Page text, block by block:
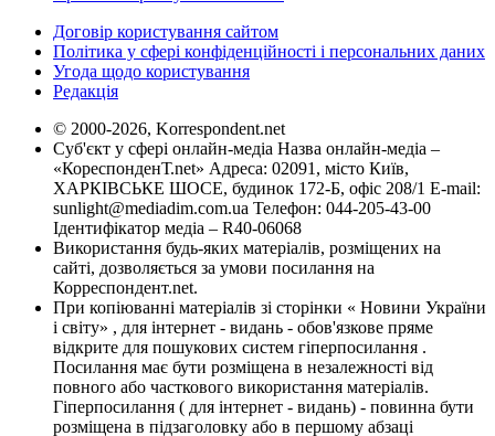
Договір користування сайтом
Політика у сфері конфіденційності і персональних даних
Угода щодо користування
Редакція
© 2000-2026, Korrespondent.net
Суб'єкт у сфері онлайн-медіа Назва онлайн-медіа –
«КореспонденТ.net» Адреса: 02091, місто Київ,
ХАРКІВСЬКЕ ШОСЕ, будинок 172-Б, офіс 208/1 E-mail:
sunlight@mediadim.com.ua Телефон: 044-205-43-00
Ідентифікатор медіа – R40-06068
Використання будь-яких матеріалів, розміщених на
сайті, дозволяється за умови посилання на
Корреспондент.net.
При копіюванні матеріалів зі сторінки « Новини України
і світу» , для інтернет - видань - обов'язкове пряме
відкрите для пошукових систем гіперпосилання .
Посилання має бути розміщена в незалежності від
повного або часткового використання матеріалів.
Гіперпосилання ( для інтернет - видань) - повинна бути
розміщена в підзаголовку або в першому абзаці